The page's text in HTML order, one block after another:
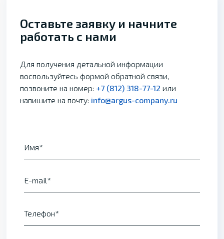
Оставьте заявку и начните
работать с нами
Для получения детальной информации
воспользуйтесь формой обратной связи,
позвоните на номер: +7 (812) 318-77-12 или
напишите на почту: info@argus-company.ru
Имя
E-mail
Телефон